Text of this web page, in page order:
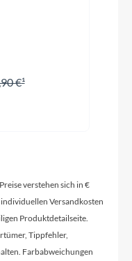
ShadowPlus, 12-
€
verstehen sich in €
Versandkosten
Produktdetailseite.
Tippfehler,
Farbabweichungen